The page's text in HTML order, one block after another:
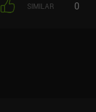
SIMILAR 0